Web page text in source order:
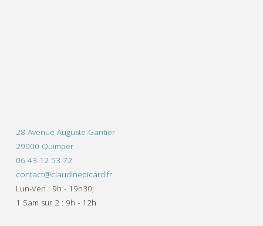
28 Avenue Auguste Gantier
29000 Quimper
06 43 12 53 72
contact@claudinepicard.fr
Lun-Ven : 9h - 19h30,
1 Sam sur 2 : 9h - 12h